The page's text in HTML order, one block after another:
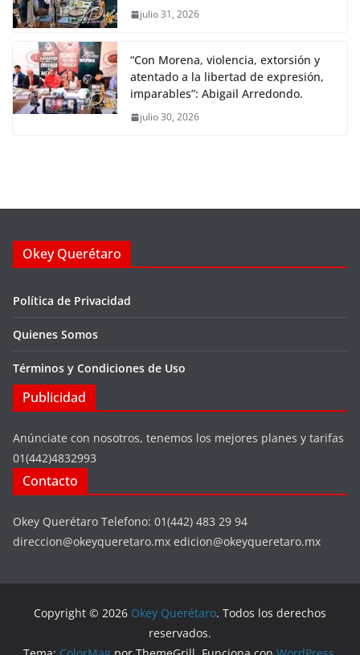
julio 31, 2026
“Con Morena, violencia, extorsión y
atentado a la libertad de expresión,
imparables”: Abigail Arredondo.
julio 30, 2026
Okey Querétaro
Política de Privacidad
Quienes Somos
Términos y Condiciones de Uso
Publicidad
Anúnciate con nosotros, tenemos los mejores planes y tarifas
01(442)4832993
Contacto
Okey Querétaro Telefono: 01(442) 483 29 94
direccion@okeyqueretaro.mx edicion@okeyqueretaro.mx
Copyright © 2026 Okey Querétaro. Todos los derechos
reservados.